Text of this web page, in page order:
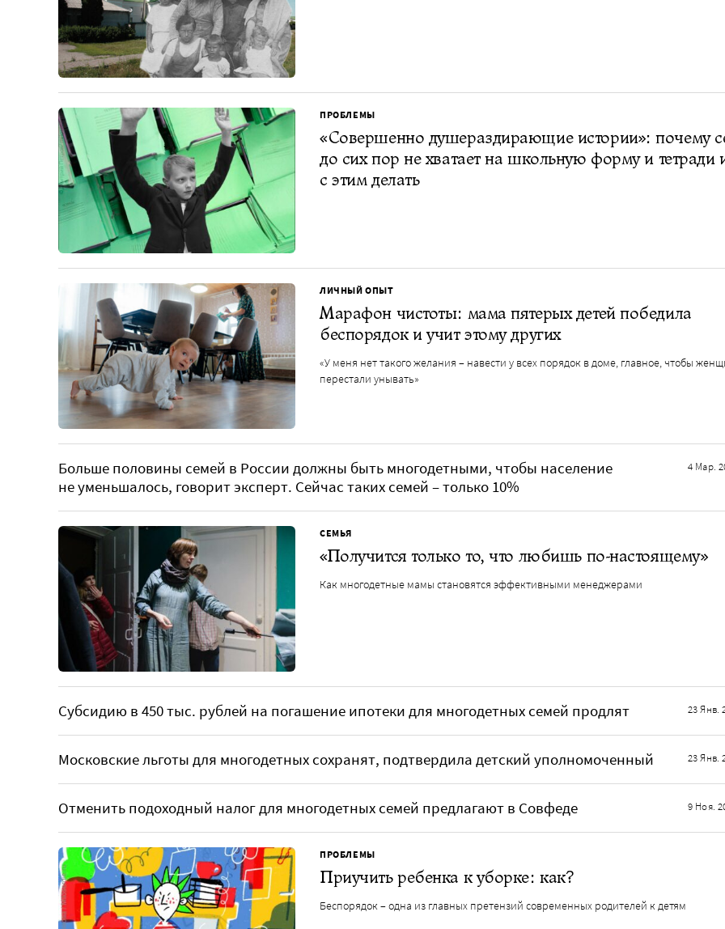
ПРОБЛЕМЫ
«Совершенно душераздирающие истории»: почему
до сих пор не хватает на школьную форму и тетради
с этим делать
ЛИЧНЫЙ ОПЫТ
Марафон чистоты: мама пятерых детей победила
беспорядок и учит этому других
«У меня нет такого желания – навести у всех порядок в доме, главное, чтобы
перестали унывать»
Больше половины семей в России должны быть многодетными, чтобы население
не уменьшалось, говорит эксперт. Сейчас таких семей – только 10%
4 Мар.
СЕМЬЯ
«Получится только то, что любишь по-настоящему»
Как многодетные мамы становятся эффективными менеджерами
Субсидию в 450 тыс. рублей на погашение ипотеки для многодетных семей продлят 23 Янв.
Московские льготы для многодетных сохранят, подтвердила детский уполномоченный 23 Янв.
Отменить подоходный налог для многодетных семей предлагают в Совфеде 9 Ноя.
ПРОБЛЕМЫ
Приучить ребенка к уборке: как?
Беспорядок – одна из главных претензий современных родителей к детям